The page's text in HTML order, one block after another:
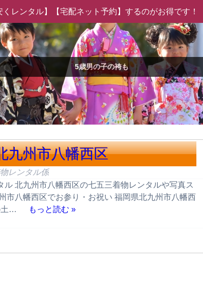
レンタル】【宅配ネット予約】するのがお得です！
5歳男の子の袴も
九州市八幡西区
レンタル係
九州市八幡西区の七五三着物レンタルや写真ス
市八幡西区でお参り・お祝い 福岡県北九州市八幡西
土…
もっと読む »